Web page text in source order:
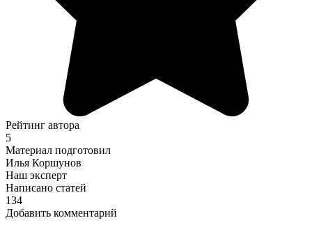
Рейтинг автора
5
Материал подготовил
Илья Коршунов
Наш эксперт
Написано статей
134
Добавить комментарий